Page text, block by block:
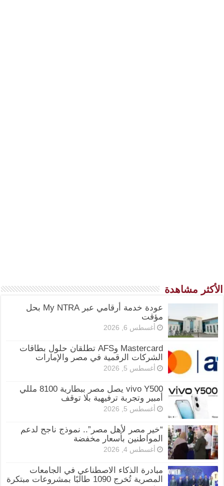
الأكثر مشاهدة
عودة خدمة أرقامي عبر My NTRA بحل
مؤقت
أغسطس 6, 2026
Mastercard وAFS تطلقان حلول بطاقات
الشركات الرقمية في مصر والإمارات
أغسطس 5, 2026
vivo Y500 يصل مصر ببطارية 8100 مللي
أمبير وتجربة ترفيهية بلا توقف
أغسطس 5, 2026
“خير مصر لأهل مصر”.. نموذج ناجح لدعم
المواطنين بأسعار مخفضة
أغسطس 4, 2026
مبادرة الذكاء الاصطناعي في الجامعات
المصرية تُخرج 1090 طالبًا بمشروعات مبتكرة